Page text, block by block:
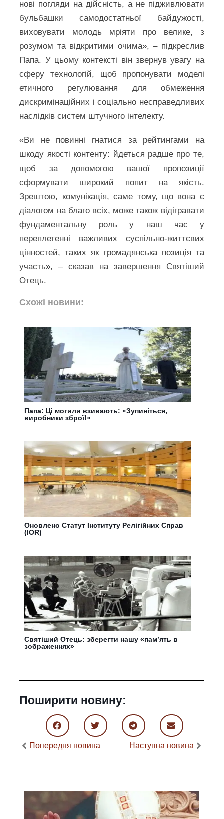
нові погляди на дійсність, а не підживлювати
бульбашки самодостатньої байдужості,
виховувати молодь мріяти про велике, з
розумом та відкритими очима», – підкреслив
Папа. У цьому контексті він звернув увагу на
сферу технологій, щоб пропонувати моделі
етичного регулювання для обмеження
дискримінаційних і соціально несправедливих
наслідків систем штучного інтелекту.
«Ви не повинні гнатися за рейтингами на
шкоду якості контенту: йдеться радше про те,
щоб за допомогою вашої пропозиції
сформувати широкий попит на якість.
Зрештою, комунікація, саме тому, що вона є
діалогом на благо всіх, може також відігравати
фундаментальну роль у наш час у
переплетенні важливих суспільно-життєвих
цінностей, таких як громадянська позиція та
участь», – сказав на завершення Святіший
Отець.
Схожі новини:
Папа: Ці могили взивають: «Зупиніться,
виробники зброї!»
Оновлено Статут Інституту Релігійних Справ
(IOR)
Святіший Отець: зберегти нашу «пам’ять в
зображеннях»
Поширити новину:
Попередня новина Наступна новина